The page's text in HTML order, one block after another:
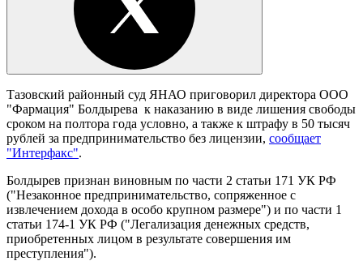
Тазовский районный суд ЯНАО приговорил директора ООО
"Фармация" Болдырева к наказанию в виде лишения свободы
сроком на полтора года условно, а также к штрафу в 50 тысяч
рублей за предпринимательство без лицензии, сообщает
"Интерфакс".
Болдырев признан виновным по части 2 статьи 171 УК РФ
("Незаконное предпринимательство, сопряженное с
извлечением дохода в особо крупном размере") и по части 1
статьи 174-1 УК РФ ("Легализация денежных средств,
приобретенных лицом в результате совершения им
преступления").